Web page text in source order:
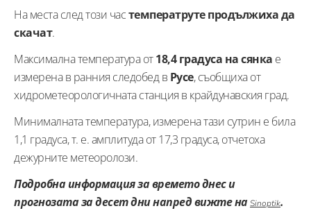
На места след този частемператруте продължиха да
скачат.
Максимална температура от18,4 градуса на сянка е
измерена в ранния следобед в Русе, съобщиха от
хидрометеорологичната станция в крайдунавския град.
Минималната температура, измерена тази сутрин е била
1,1 градуса, т. е. амплитуда от 17,3 градуса, отчетоха
дежурните метеоролози.
Подробна информация за времето днес и
прогнозата за десет дни напред вижте наSinoptik.